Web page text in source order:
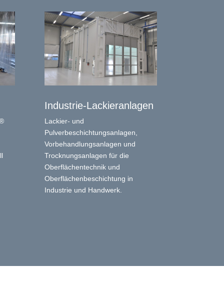
Industrie-Lackieranlagen
Lackier- und
Pulverbeschichtungsanlagen,
Vorbehandlungsanlagen und
Trocknungsanlagen für die
Oberflächentechnik und
Oberflächenbeschichtung in
Industrie und Handwerk.